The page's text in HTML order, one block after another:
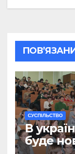
CУСПІЛЬСТВО
В
буде